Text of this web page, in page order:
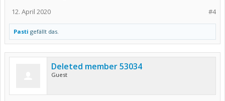
#4
12. April 2020
Pasti gefällt das.
Deleted member 53034
Guest